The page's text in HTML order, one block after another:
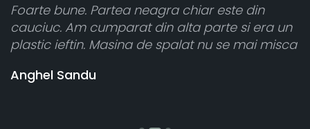
din
si era un
mai misca
Toate sunt foarte luminoase și
atât de bine în curtea din spate. A
cele 8 bucati dar una nu a funcționat,
banii pentru 1 bucata, Multumesc